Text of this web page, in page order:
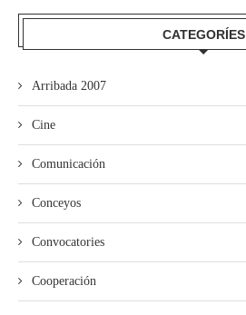
CATEGORÍES
Arribada 2007
Cine
Comunicación
Conceyos
Convocatories
Cooperación